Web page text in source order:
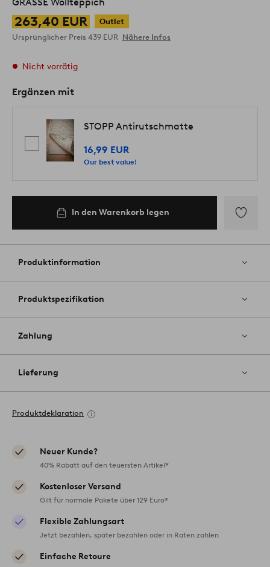
263,40 EUR
Outlet
Ursprünglicher Preis 439 EUR Nähere Infos
Nicht vorrätig
Ergänzen mit
STOPP Antirutschmatte
16,99 EUR
Our best value!
In den Warenkorb legen
Favoriten
Produktinformation
Produktspezifikation
Zahlung
Lieferung
Produktdeklaration
Neuer Kunde?
40% Rabatt auf den teuersten Artikel*
Kostenloser Versand
Gilt für normale Pakete über 129 Euro*
Flexible Zahlungsart
Jetzt bezahlen, später bezahlen oder in Raten zahlen
Einfache Retoure